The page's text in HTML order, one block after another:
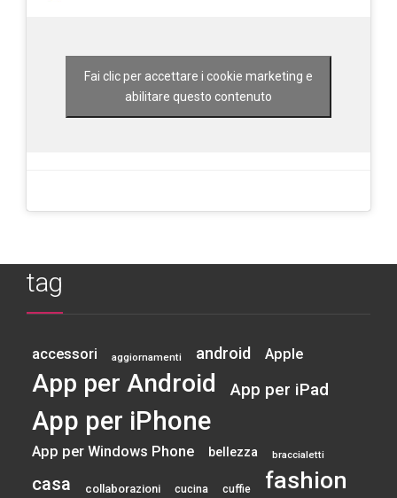
Fai clic per accettare i cookie marketing e
abilitare questo contenuto
tag
accessori aggiornamenti android Apple
App per Android App per iPad
App per iPhone
App per Windows Phone bellezza braccialetti
casa collaborazioni cucina cuffie fashion